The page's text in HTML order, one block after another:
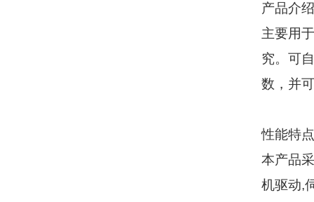
产品介绍
主要用
究。可
数，并
性能特点
本产品
机驱动,